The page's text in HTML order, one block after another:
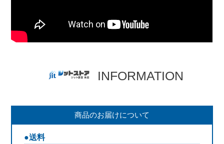
INFORMATION
商品のお届けについて
●送料